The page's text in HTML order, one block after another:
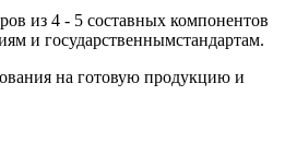
из 4 - 5 составных компонентов
и государственнымстандартам.
на готовую продукцию и